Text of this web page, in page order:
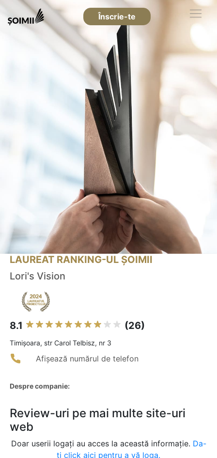
Înscrie-te
LAUREAT RANKING-UL ȘOIMII
Lori's Vision
8.1 (26)
Timişoara, str Carol Telbisz, nr 3
Afișează numărul de telefon
Despre companie:
Review-uri pe mai multe site-uri
web
Doar userii logați au acces la această informație. Da-
ți click aici pentru a vă loga.